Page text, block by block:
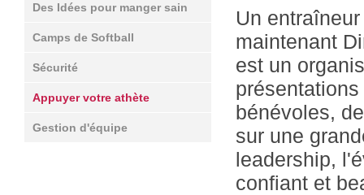
Des Idées pour manger sain
Camps de Softball
Sécurité
Appuyer votre athète
Gestion d'équipe
Un
maintenant
est un
bénévoles,
sur une
leadership,
confiant et